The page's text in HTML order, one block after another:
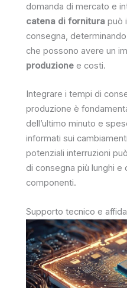
domanda di mercato e
catena di fornitura può
consegna,
che possono avere un
produzione e costi.
Integrare i tempi di
produzione è
dell’ultimo minuto e
informati sui
potenziali interruzioni
di consegna più lunghi e
componenti.
Supporto tecnico e